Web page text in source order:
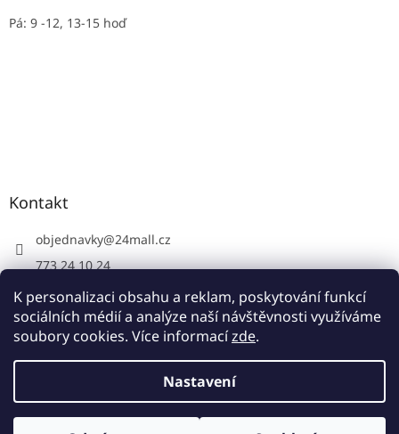
K personalizaci obsahu a reklam, poskytování funkcí
sociálních médií a analýze naší návštěvnosti využíváme
soubory cookies. Více informacízde.
Nastavení
Pá: 9 -12, 13-15 hoď
Kontakt
objednavky@24mall.cz
773 24 10 24
https://www.facebook.com/24krby
Copyright 202624krby.cz. Všechna práva vyhrazena.Upravit